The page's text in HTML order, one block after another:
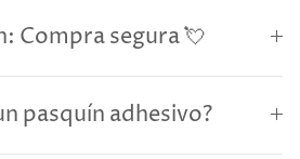
Compra segura 💘
pasquín adhesivo?